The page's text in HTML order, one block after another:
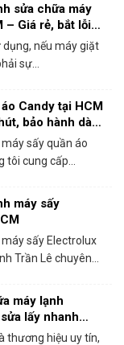
sửa chữa máy
– Giá rẻ, bắt lỗi
nếu máy giặt
sự...
Candy tại HCM
bảo hành dài
sấy quần áo
cung cấp...
máy sấy
sấy Electrolux
Trần Lê chuyên...
máy lạnh
lấy nhanh
thương hiệu uy tín,